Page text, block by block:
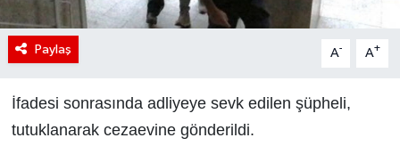
Paylaş A- A+
İfadesi sonrasında adliyeye sevk edilen şüpheli,
tutuklanarak cezaevine gönderildi.